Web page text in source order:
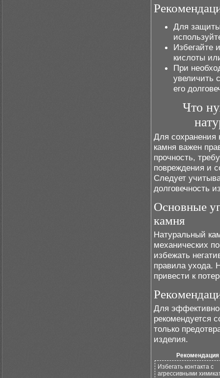
Для защиты
Избегайте
кислоты
При
увеличить
его
Что
Для сохранения
камня важен
прочность,
повреждения и
Следует
долговечность
Основные
камня
Натуральный
механических
избежать
правила ухода.
привести к
Для
рекомендуется
только
изделия.
Рекомендация
Избегать контакта с
агрессивными